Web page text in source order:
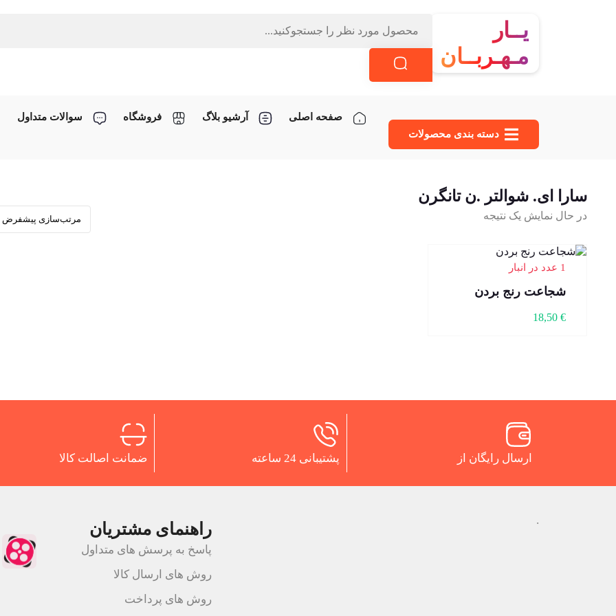
یــار
مـهـربــان
دسته‌ بندی محصولات
صفحه اصلی آرشیو بلاگ فروشگاه سوالات متداول
سارا ای. شوالتر .ن تانگرن
در حال نمایش یک نتیجه
1 عدد در انبار
شجاعت رنج بردن
18,50 €
ارسال رایگان از پشتیبانی 24 ساعته ضمانت اصالت کالا
. راهنمای مشتریان
پاسخ به پرسش های متداول
روش های ارسال کالا
روش های پرداخت